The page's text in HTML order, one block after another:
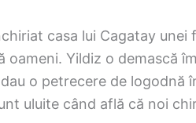
casa lui Cagatay
oameni. Yildiz o demască
o petrecere de logodnă
uluite când află că noi